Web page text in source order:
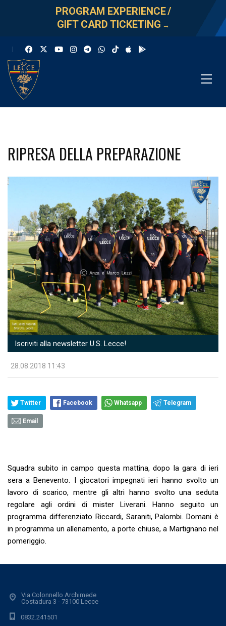
PROGRAM EXPERIENCE/
GIFT CARD TICKETING →
RIPRESA DELLA PREPARAZIONE
Iscriviti alla newsletter U.S. Lecce!
28.08.2018 11:43
Twitter Facebook Whatsapp Telegram
Email
Squadra subito in campo questa mattina, dopo la gara di ieri
sera a Benevento. I giocatori impegnati ieri hanno svolto un
lavoro di scarico, mentre gli altri hanno svolto una seduta
regolare agli ordini di mister Liverani. Hanno seguito un
programma differenziato Riccardi, Saraniti, Palombi. Domani è
in programma un allenamento, a porte chiuse, a Martignano nel
pomeriggio.
Via Colonnello Archimede
Costadura 3 - 73100 Lecce
0832.241501